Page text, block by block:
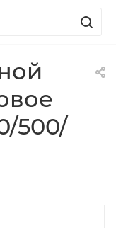
500/